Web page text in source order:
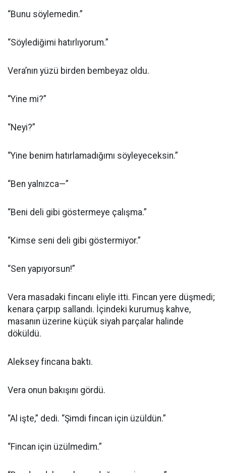
“Bunu söylemedin.”
“Söylediğimi hatırlıyorum.”
Vera’nın yüzü birden bembeyaz oldu.
“Yine mi?”
“Neyi?”
“Yine benim hatırlamadığımı söyleyeceksin.”
“Ben yalnızca—”
“Beni deli gibi göstermeye çalışma.”
“Kimse seni deli gibi göstermiyor.”
“Sen yapıyorsun!”
Vera masadaki fincanı eliyle itti. Fincan yere düşmedi;
kenara çarpıp sallandı. İçindeki kurumuş kahve,
masanın üzerine küçük siyah parçalar halinde
döküldü.
Aleksey fincana baktı.
Vera onun bakışını gördü.
“Al işte,” dedi. “Şimdi fincan için üzüldün.”
“Fincan için üzülmedim.”